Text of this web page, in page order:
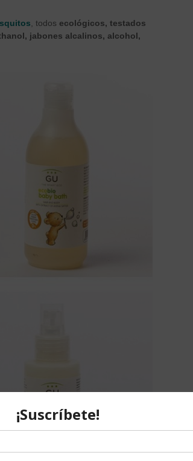
, todos ecológicos, testados
jabones alcalinos, alcohol,